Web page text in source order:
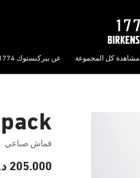
مشاهدة كل المجموعة عن بيركنستوك 1774
قماش صناعي
205.000 د.ب